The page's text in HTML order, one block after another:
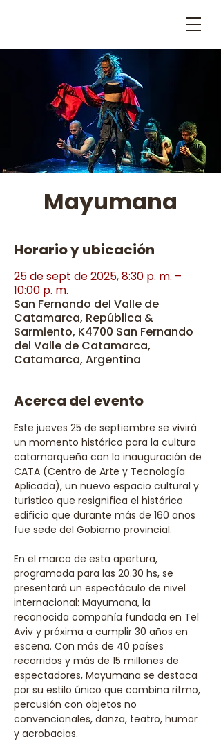
Mayumana
Horario y ubicación
25 de sept de 2025, 8:30 p. m. –
10:00 p. m.
San Fernando del Valle de
Catamarca, República &
Sarmiento, K4700 San Fernando
del Valle de Catamarca,
Catamarca, Argentina
Acerca del evento
Este jueves 25 de septiembre se vivirá
un momento histórico para la cultura
catamarqueña con la inauguración de
CATA (Centro de Arte y Tecnología
Aplicada), un nuevo espacio cultural y
turístico que resignifica el histórico
edificio que durante más de 160 años
fue sede del Gobierno provincial.
En el marco de esta apertura,
programada para las 20.30 hs, se
presentará un espectáculo de nivel
internacional: Mayumana, la
reconocida compañía fundada en Tel
Aviv y próxima a cumplir 30 años en
escena. Con más de 40 países
recorridos y más de 15 millones de
espectadores, Mayumana se destaca
por su estilo único que combina ritmo,
percusión con objetos no
convencionales, danza, teatro, humor
y acrobacias.